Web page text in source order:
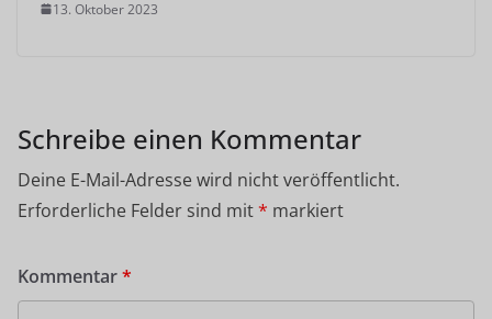
13. Oktober 2023
Schreibe einen Kommentar
Deine E-Mail-Adresse wird nicht veröffentlicht.
Erforderliche Felder sind mit* markiert
Kommentar*